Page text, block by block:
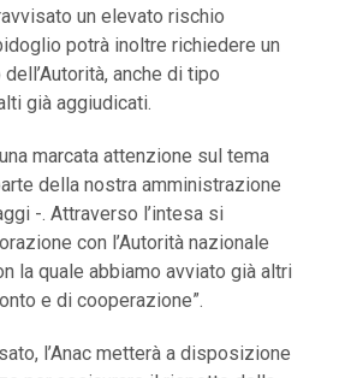
un elevato rischio
potrà inoltre richiedere un
anche di tipo
già aggiudicati.
marcata attenzione sul tema
della nostra amministrazione
-. Attraverso l’intesa si
con l’Autorità nazionale
la quale abbiamo avviato già altri
e di cooperazione”.
l’Anac metterà a disposizione